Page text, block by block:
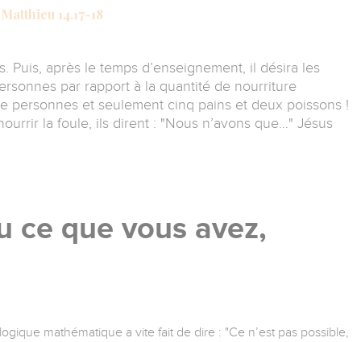
Matthieu 14.17-18
après le temps d’enseignement, il désira les
par rapport à la quantité de nourriture
personnes et seulement cinq pains et deux poissons !
la foule, ils dirent : "Nous n’avons que…" Jésus
ce que vous avez,
mathématique a vite fait de dire : "Ce n’est pas possible,